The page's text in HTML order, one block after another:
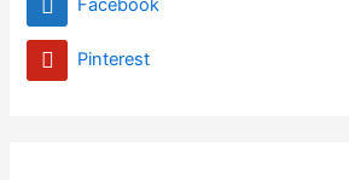
Facebook
Pinterest